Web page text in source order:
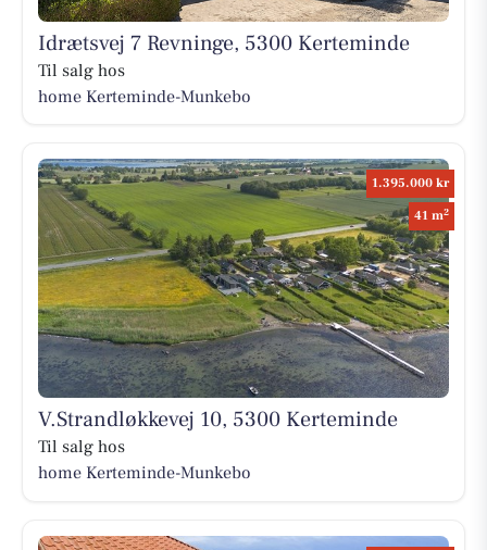
Idrætsvej 7 Revninge, 5300 Kerteminde
Til salg hos
home Kerteminde-Munkebo
1.395.000 kr
41 m2
V.Strandløkkevej 10, 5300 Kerteminde
Til salg hos
home Kerteminde-Munkebo